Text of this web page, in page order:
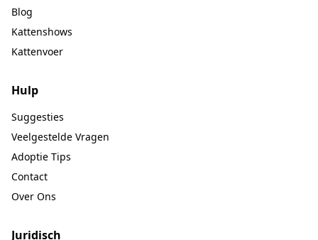
Blog
Kattenshows
Kattenvoer
Hulp
Suggesties
Veelgestelde Vragen
Adoptie Tips
Contact
Over Ons
Juridisch